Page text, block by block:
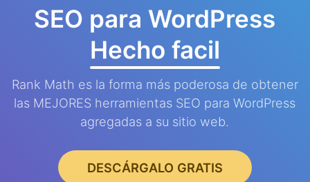
SEO para WordPress
Hecho facil
Rank Math es la forma más poderosa de obtener
las MEJORES herramientas SEO para WordPress
agregadas a su sitio web.
DESCÁRGALO GRATIS